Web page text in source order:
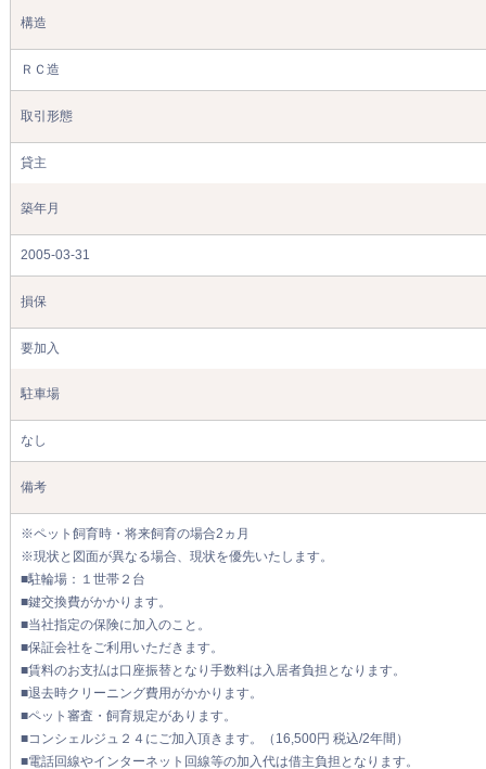
構造
ＲＣ造
取引形態
貸主
築年月
2005-03-31
損保
要加入
駐車場
なし
備考
※ペット飼育時・将来飼育の場合2ヵ月
※現状と図面が異なる場合、現状を優先いたします。
■駐輪場：１世帯２台
■鍵交換費がかかります。
■当社指定の保険に加入のこと。
■保証会社をご利用いただきます。
■賃料のお支払は口座振替となり手数料は入居者負担となります。
■退去時クリーニング費用がかかります。
■ペット審査・飼育規定があります。
■コンシェルジュ２４にご加入頂きます。（16,500円 税込/2年間）
■電話回線やインターネット回線等の加入代は借主負担となります。